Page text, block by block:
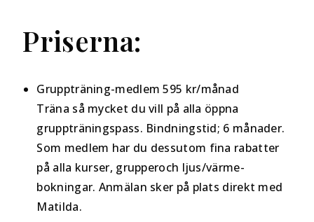
Priserna:
Gruppträning-medlem595 kr/månad
Träna så mycket du vill på alla öppna
gruppträningspass. Bindningstid; 6 månader.
Som medlem har du dessutom fina rabatter
på alla kurser, grupperoch ljus/värme-
bokningar. Anmälan sker på plats direkt med
Matilda.